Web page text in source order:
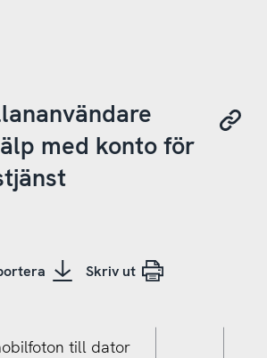
med konto för
Skriv ut
till dator